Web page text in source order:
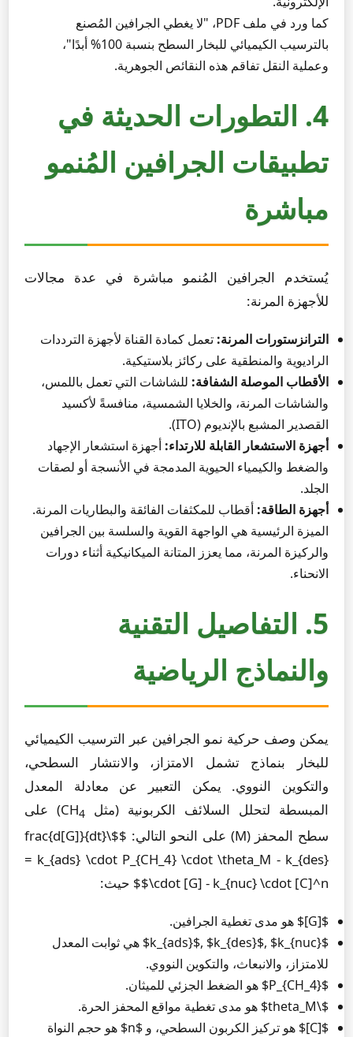
كما ورد في ملف PDF، "لا يغطي الجرافين المُصنع
بالترسيب الكيميائي للبخار السطح بنسبة 100% أبدًا"،
وعملية النقل تفاقم هذه النقائص الجوهرية.
4. التطورات الحديثة في
تطبيقات الجرافين المُنمو
مباشرة
يُستخدم الجرافين المُنمو مباشرة في عدة مجالات
للأجهزة المرنة:
الترانزستورات المرنة: تعمل كمادة القناة لأجهزة الترددات
الراديوية والمنطقية على ركائز بلاستيكية.
الأقطاب الموصلة الشفافة: للشاشات التي تعمل باللمس،
والشاشات المرنة، والخلايا الشمسية، منافسةً لأكسيد
القصدير المشبع بالإنديوم (ITO).
أجهزة الاستشعار القابلة للارتداء: أجهزة استشعار الإجهاد
والضغط والكيمياء الحيوية المدمجة في الأنسجة أو لصقات
الجلد.
أجهزة الطاقة: أقطاب للمكثفات الفائقة والبطاريات المرنة.
الميزة الرئيسية هي الواجهة القوية والسلسة بين الجرافين
والركيزة المرنة، مما يعزز المتانة الميكانيكية أثناء دورات
الانحناء.
5. التفاصيل التقنية
والنماذج الرياضية
يمكن وصف حركية نمو الجرافين عبر الترسيب الكيميائي
للبخار بنماذج تشمل الامتزاز، والانتشار السطحي،
والتكوين النووي. يمكن التعبير عن معادلة المعدل
المبسطة لتحلل السلائف الكربونية (مثل CH
4
) على
سطح المحفز (M) على النحو التالي: $$\frac{d[G]}{dt}
= k_{ads} \cdot P_{CH_4} \cdot \theta_M - k_{des}
\cdot [G] - k_{nuc} \cdot [C]^n$$ حيث:
$[G]$ هو مدى تغطية الجرافين.
$k_{ads}$, $k_{des}$, $k_{nuc}$ هي ثوابت المعدل
للامتزاز، والانبعاث، والتكوين النووي.
$P_{CH_4}$ هو الضغط الجزئي للميثان.
$\theta_M$ هو مدى تغطية مواقع المحفز الحرة.
$[C]$ هو تركيز الكربون السطحي، و $n$ هو حجم النواة